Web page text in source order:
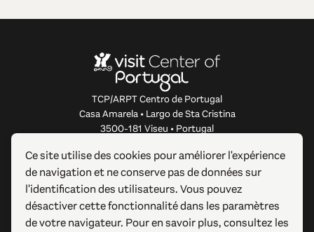
TCP/ARPT Centro de Portugal
Casa Amarela • Largo de Sta Cristina
3500-181 Viseu • Portugal
À PROPOS DE CE SITE WEB
LIENS UTILES
Ce site utilise des cookies pour améliorer l'expérience
de navigation et ne conserve pas de données sur
l'identification des utilisateurs. Vous pouvez
désactiver cette fonctionnalité dans les paramètres
de votre navigateur. Pour en savoir plus, consultez les